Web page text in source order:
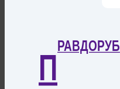
П
РАВДОРУБ